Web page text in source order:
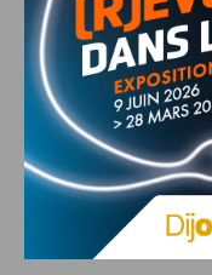
7
Le